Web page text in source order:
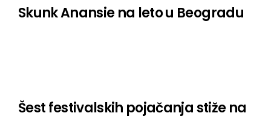
Skunk Anansie na leto u Beogradu
Šest festivalskih pojačanja stiže na